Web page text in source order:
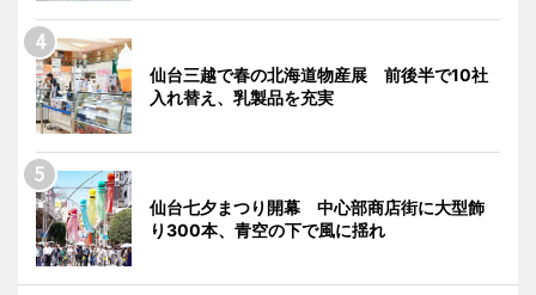
仙台三越で春の北海道物産展 前後半で10社
入れ替え、乳製品を充実
仙台七夕まつり開幕 中心部商店街に大型飾
り300本、青空の下で風に揺れ